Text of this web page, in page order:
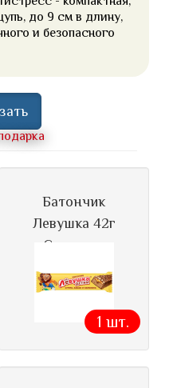
до 9 см в длину,
и безопасного
Батончик
Левушка 42г
Славянка
1 шт.